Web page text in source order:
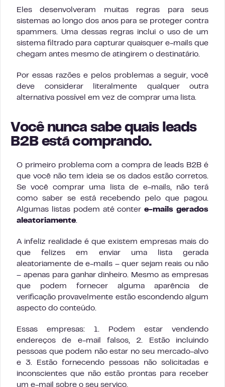
Eles desenvolveram muitas regras para seus
sistemas ao longo dos anos para se proteger contra
spammers. Uma dessas regras inclui o uso de um
sistema filtrado para capturar quaisquer e-mails que
chegam antes mesmo de atingirem o destinatário.
Por essas razões e pelos problemas a seguir, você
deve considerar literalmente qualquer outra
alternativa possível em vez de comprar uma lista.
Você nunca sabe quais leads
B2B está comprando.
O primeiro problema com a compra de leads B2B é
que você não tem ideia se os dados estão corretos.
Se você comprar uma lista de e-mails, não terá
como saber se está recebendo pelo que pagou.
Algumas listas podem até contere-mails gerados
aleatoriamente
A infeliz realidade é que existem empresas mais do
que felizes em enviar uma lista gerada
aleatoriamente de e-mails – quer sejam reais ou não
– apenas para ganhar dinheiro. Mesmo as empresas
que podem fornecer alguma aparência de
verificação provavelmente estão escondendo algum
aspecto do conteúdo.
Essas empresas: 1. Podem estar vendendo
endereços de e-mail falsos, 2. Estão incluindo
pessoas que podem não estar no seu mercado-alvo
e 3. Estão fornecendo pessoas não solicitadas e
inconscientes que não estão prontas para receber
um e-mail sobre o seu serviço.